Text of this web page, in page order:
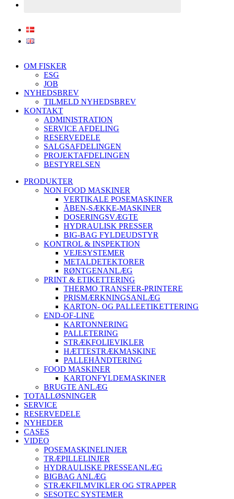
OM FISKER
ESG
JOB
NYHEDSBREV
TILMELD NYHEDSBREV
KONTAKT
ADMINISTRATION
SERVICE AFDELING
RESERVEDELE
SALGSAFDELINGEN
PROJEKTAFDELINGEN
BESTYRELSEN
PRODUKTER
NON FOOD MASKINER
VERTIKALE POSEMASKINER
ÅBEN-SÆKKE-MASKINER
DOSERINGSVÆGTE
HYDRAULISK PRESSER
BIG-BAG FYLDEUDSTYR
KONTROL & INSPEKTION
VEJESYSTEMER
METALDETEKTORER
RØNTGENANLÆG
PRINT & ETIKETTERING
THERMO TRANSFER-PRINTERE
PRISMÆRKNINGSANLÆG
KARTON- OG PALLEETIKETTERING
END-OF-LINE
KARTONNERING
PALLETERING
STRÆKFOLIEVIKLER
HÆTTESTRÆKMASKINE
PALLEHÅNDTERING
FOOD MASKINER
KARTONFYLDEMASKINER
BRUGTE ANLÆG
TOTALLØSNINGER
SERVICE
RESERVEDELE
NYHEDER
CASES
VIDEO
POSEMASKINELINJER
TRÆPILLELINJER
HYDRAULISKE PRESSEANLÆG
BIGBAG ANLÆG
STRÆKFILMVIKLER OG STRAPPER
SESOTEC SYSTEMER